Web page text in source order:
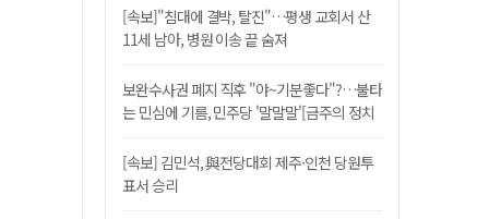
[속보]"침대에 결박, 탈진"…평생 교회서 산
11세 남아, 병원 이송 끝 숨져
보완수사권 폐지 직후 "야~기분좋다"?…불타
는 민심에 기름, 민주당 '말말말'[금주의 정치
[속보] 김민석, 與전당대회 제주·인천 당원투
표서 승리